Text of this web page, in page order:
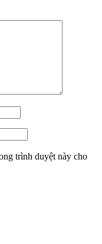
trình duyệt này cho